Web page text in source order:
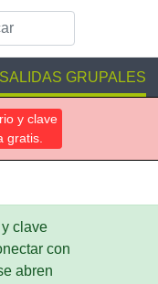
SALIDAS GRUPALES
y clave
gratis.
clave
con
abren